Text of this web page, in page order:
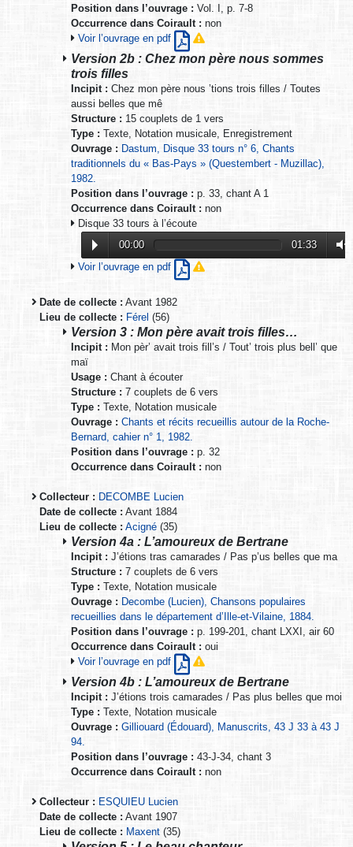
Position dans l’ouvrage : Vol. I, p. 7-8
Occurrence dans Coirault : non
Voir l’ouvrage en pdf
Version 2b : Chez mon père nous sommes
trois filles
Incipit : Chez mon père nous ’tions trois filles / Toutes
aussi belles que mê
Structure : 15 couplets de 1 vers
Type : Texte, Notation musicale, Enregistrement
Ouvrage : Dastum, Disque 33 tours n° 6, Chants
traditionnels du « Bas-Pays » (Questembert - Muzillac),
1982.
Position dans l’ouvrage : p. 33, chant A 1
Occurrence dans Coirault : non
Disque 33 tours à l’écoute
00:00
01:33
Voir l’ouvrage en pdf
Date de collecte : Avant 1982
Lieu de collecte : Férel (56)
Version 3 : Mon père avait trois filles…
Incipit : Mon pèr’ avait trois fill’s / Tout’ trois plus bell’ que
maï
Usage : Chant à écouter
Structure : 7 couplets de 6 vers
Type : Texte, Notation musicale
Ouvrage : Chants et récits recueillis autour de la Roche-
Bernard, cahier n° 1, 1982.
Position dans l’ouvrage : p. 32
Occurrence dans Coirault : non
Collecteur : DECOMBE Lucien
Date de collecte : Avant 1884
Lieu de collecte : Acigné (35)
Version 4a : L’amoureux de Bertrane
Incipit : J’étions tras camarades / Pas p’us belles que ma
Structure : 7 couplets de 6 vers
Type : Texte, Notation musicale
Ouvrage : Decombe (Lucien), Chansons populaires
recueillies dans le département d’Ille-et-Vilaine, 1884.
Position dans l’ouvrage : p. 199-201, chant LXXI, air 60
Occurrence dans Coirault : oui
Voir l’ouvrage en pdf
Version 4b : L’amoureux de Bertrane
Incipit : J’étions trois camarades / Pas plus belles que moi
Type : Texte, Notation musicale
Ouvrage : Gilliouard (Édouard), Manuscrits, 43 J 33 à 43 J
94.
Position dans l’ouvrage : 43-J-34, chant 3
Occurrence dans Coirault : non
Collecteur : ESQUIEU Lucien
Date de collecte : Avant 1907
Lieu de collecte : Maxent (35)